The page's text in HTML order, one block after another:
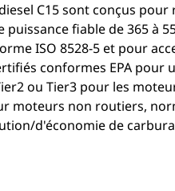
C15 sont conçus
fiable de 365 à
ISO 8528-5 et pour
conformes EPA
ou Tier3 pour les
moteurs non routiers,
d'économie de